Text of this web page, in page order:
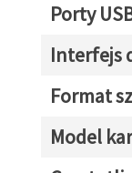
Porty
Interfejs
Format
Model